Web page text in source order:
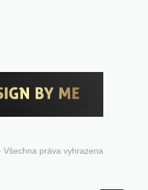
práva vyhrazena